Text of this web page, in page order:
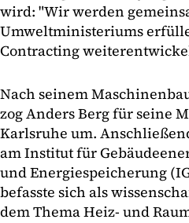
wird: "Wir werden
Umweltministeriums
Contracting
Nach seinem
zog Anders Berg für seine
Karlsruhe um.
am Institut für
und Energiespeicherung
befasste sich als
dem Thema Heiz- und